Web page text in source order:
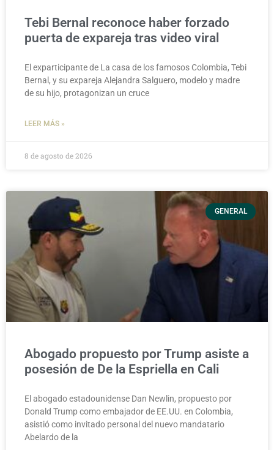
Tebi Bernal reconoce haber forzado
puerta de expareja tras video viral
El exparticipante de La casa de los famosos Colombia, Tebi
Bernal, y su expareja Alejandra Salguero, modelo y madre
de su hijo, protagonizan un cruce
LEER MÁS »
8 de agosto de 2026
GENERAL
Abogado propuesto por Trump asiste a
posesión de De la Espriella en Cali
El abogado estadounidense Dan Newlin, propuesto por
Donald Trump como embajador de EE.UU. en Colombia,
asistió como invitado personal del nuevo mandatario
Abelardo de la